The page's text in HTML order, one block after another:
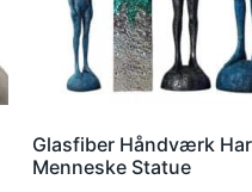
Glasfiber Håndværk
Menneske Statue